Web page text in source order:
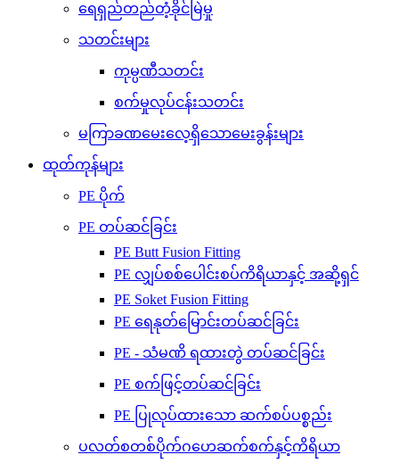
ရေရှည်တည်တံ့ခိုင်မြဲမှု
သတင်းများ
ကုမ္ပဏီသတင်း
စက်မှုလုပ်ငန်းသတင်း
မကြာခဏမေးလေ့ရှိသောမေးခွန်းများ
ထုတ်ကုန်များ
PE ပိုက်
PE တပ်ဆင်ခြင်း
PE Butt Fusion Fitting
PE လျှပ်စစ်ပေါင်းစပ်ကိရိယာနှင့် အဆို့ရှင်
PE Soket Fusion Fitting
PE ရေနုတ်မြောင်းတပ်ဆင်ခြင်း
PE - သံမဏိ ရထားတွဲ တပ်ဆင်ခြင်း
PE စက်ဖြင့်တပ်ဆင်ခြင်း
PE ပြုလုပ်ထားသော ဆက်စပ်ပစ္စည်း
ပလတ်စတစ်ပိုက်ဂဟေဆက်စက်နှင့်ကိရိယာ